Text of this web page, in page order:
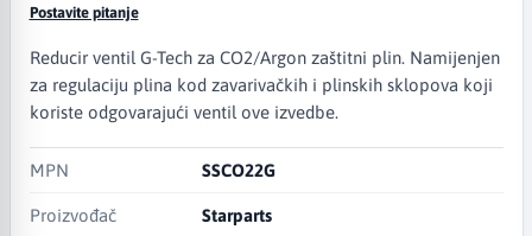
Postavite pitanje
Reducir ventil G-Tech za CO2/Argon zaštitni plin. Namijenjen
za regulaciju plina kod zavarivačkih i plinskih sklopova koji
koriste odgovarajući ventil ove izvedbe.
MPN SSCO22G
Proizvođač Starparts